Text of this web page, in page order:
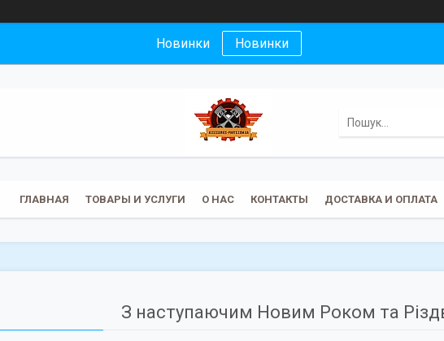
Новинки Новинки
ГЛАВНАЯ ТОВАРЫ И УСЛУГИ О НАС КОНТАКТЫ ДОСТАВКА И ОПЛАТА
З наступаючим Новим Роком та